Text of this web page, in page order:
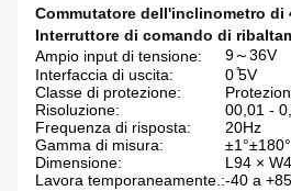
Commutatore dell'inclinometro di
Interruttore di comando di
Ampio input di tensione:
9～36V
Interfaccia di uscita:
0 ̊5V
Classe di protezione:
Risoluzione:
00,01 -
Frequenza di risposta:
20Hz
Gamma di misura:
Dimensione:
L94 ×
Lavora temporaneamente.:-40 a